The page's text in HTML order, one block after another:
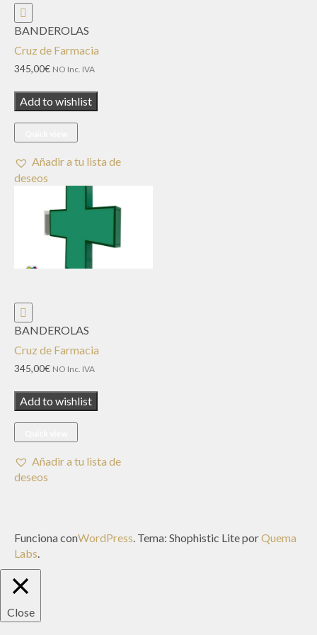
BANDEROLAS
Cruz de Farmacia
345,00€ NO Inc. IVA
Add to wishlist
Añadir a tu lista de
deseos
BANDEROLAS
Cruz de Farmacia
345,00€ NO Inc. IVA
Add to wishlist
Añadir a tu lista de
deseos
Funciona conWordPress. Tema: Shophistic Lite porQuema
Labs.
Close